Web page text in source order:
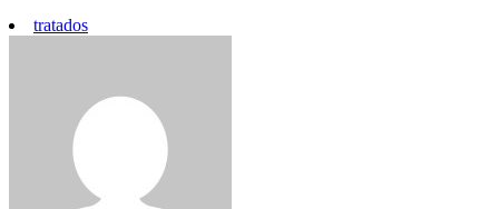
tratados